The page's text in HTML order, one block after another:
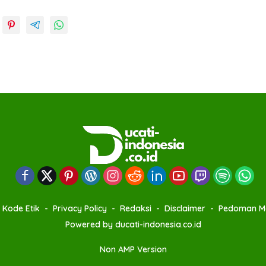
Kode Etik Privacy Policy Redaksi Disclaimer
Pedoman
Powered by ducati-indonesia.co.id
Non AMP Version